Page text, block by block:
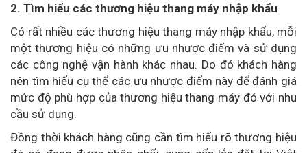
2. Tìm hiểu các thương hiệu thang máy nhập khẩu
Có rất nhiều các thương hiệu thang máy nhập khẩu, mỗi
một thương hiệu có những ưu nhược điểm và sử dụng
các công nghệ vận hành khác nhau. Do đó khách hàng
nên tìm hiểu cụ thể các ưu nhược điểm này để đánh giá
mức độ phù hợp của thương hiệu thang máy đó với nhu
cầu sử dụng.
Đồng thời khách hàng cũng cần tìm hiểu rõ thương hiệu